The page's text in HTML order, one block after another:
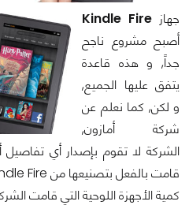
جهاز
أصبح مشروع ناجح
جداً, و هذه قاعدة
يتفق عليها الجميع,
و لكن, كما نعلم عن
شركة أمازون,
الشركة لا تقوم بإصدار أي تفاصيل
كمية الأجهزة اللوحية التي قامت